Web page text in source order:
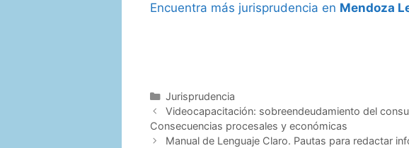
Encuentra más jurisprudencia en Mendoza
Categorías
Jurisprudencia
Videocapacitación: sobreendeudamiento del
Consecuencias procesales y económicas
Manual de Lenguaje Claro. Pautas para redactar